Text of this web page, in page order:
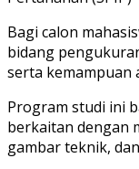
Bagi calon
bidang
serta kemampuan
Program studi ini
berkaitan dengan
gambar teknik,